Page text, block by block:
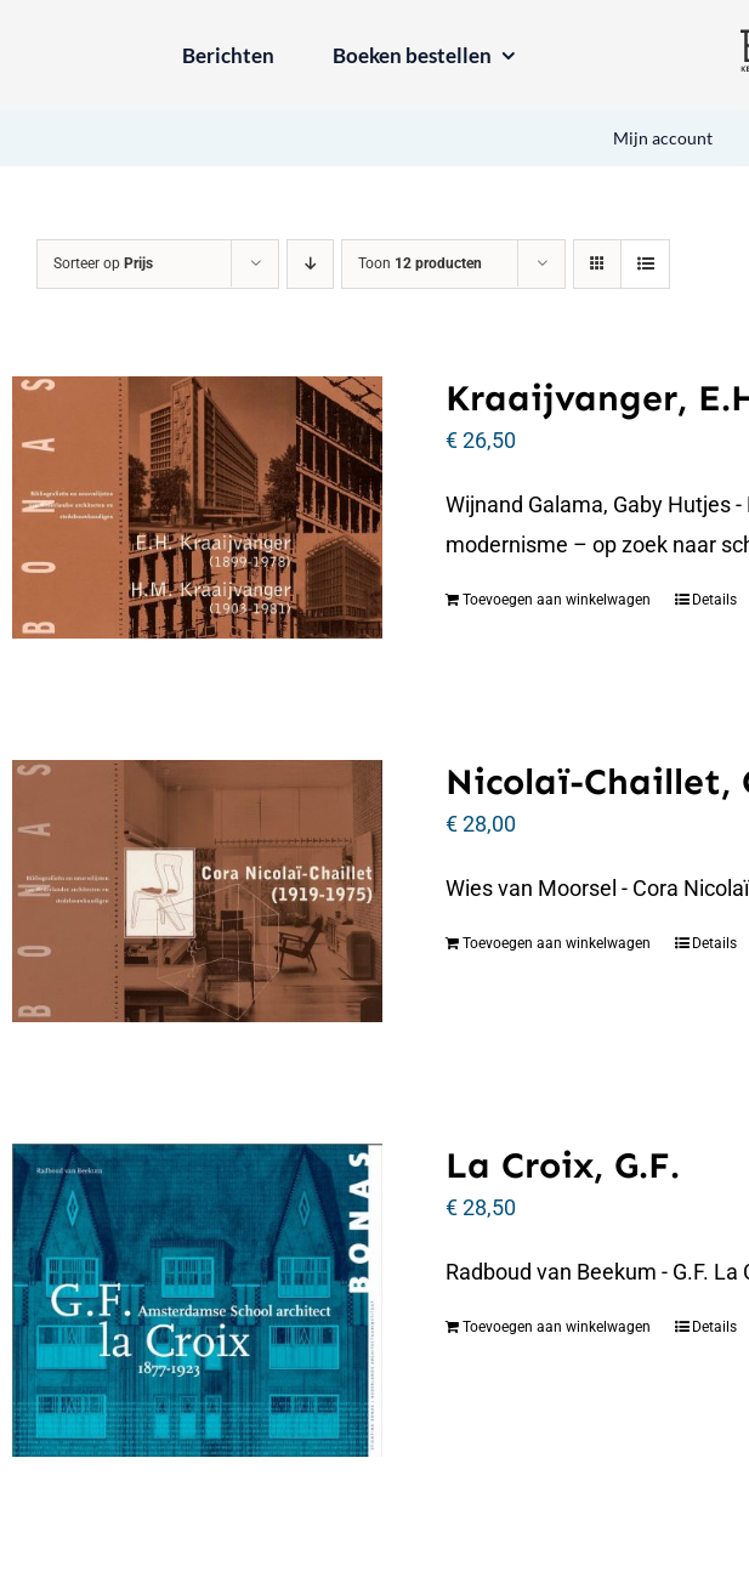
Berichten Boeken bestellen
Mijn account
Sorteer op Prijs Toon 12 producten
Kraaijvanger,
€26,50
Wijnand Galama, Gaby Hutjes
modernisme – op zoek naar
Toevoegen aan winkelwagen Details
Nicolaï-Chaillet,
€28,00
Wies van Moorsel - Cora
Toevoegen aan winkelwagen Details
La Croix, G.F.
€28,50
Radboud van Beekum - G.F.
Toevoegen aan winkelwagen Details